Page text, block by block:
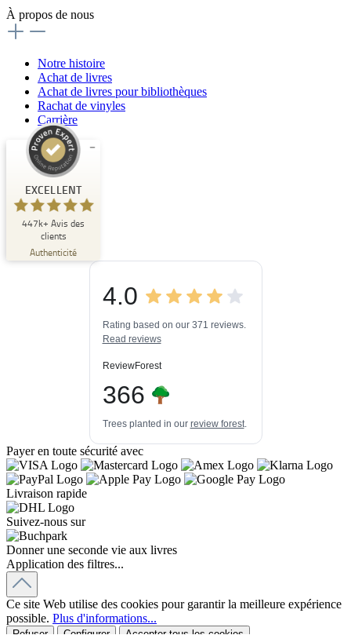
À propos de nous
Notre histoire
Achat de livres
Achat de livres pour bibliothèques
Rachat de vinyles
Carrière
EXCELLENT
447k+ Avis des
clients
Authenticité
Commentaires et expériences des clients pour
EXCELLENT
4.84
/
5.00
3
ProvenExpert.com
Voir le profil sur
ProvenExpert.com
03/08/2026
4.0
Rating based on our 371 reviews.
Read reviews
ReviewForest
366
Trees planted in our review forest.
Payer en toute sécurité avec
Livraison rapide
Suivez-nous sur
Donner une seconde vie aux livres
Application des filtres...
Ce site Web utilise des cookies pour garantir la meilleure expérience
possible. Plus d'informations...